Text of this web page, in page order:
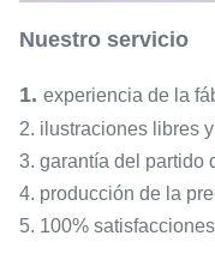
Nuestro servicio
1. experiencia de la
2. ilustraciones libres
3. garantía del partido
4. producción de la
5. 100%